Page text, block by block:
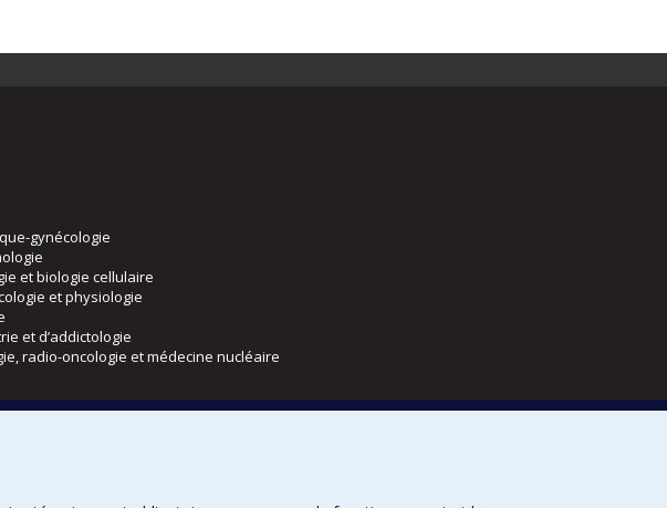
gynécologie
et biologie cellulaire
et physiologie
et d’addictologie
radio-oncologie et médecine nucléaire